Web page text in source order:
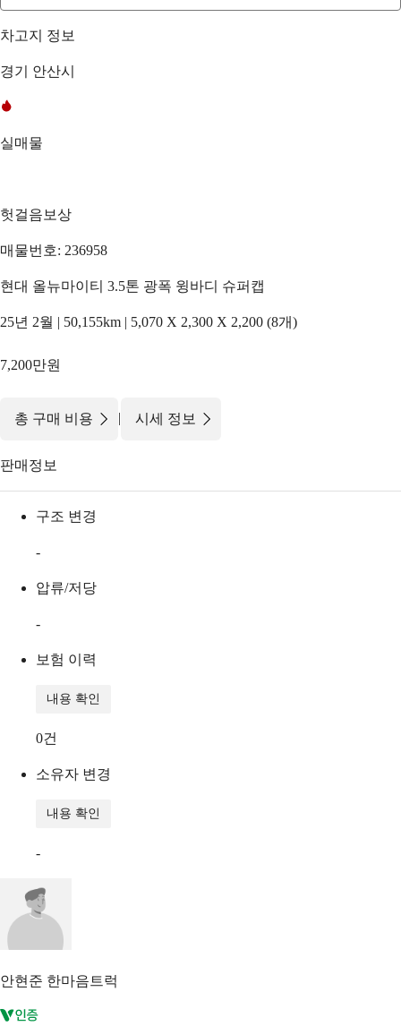
차고지 정보
경기 안산시
실매물
헛걸음보상
매물번호: 236958
현대 올뉴마이티 3.5톤 광폭 윙바디 슈퍼캡
25년 2월 | 50,155km | 5,070 X 2,300 X 2,200 (8개)
7,200만원
총 구매 비용 | 시세 정보
판매정보
구조 변경
-
압류/저당
-
보험 이력
내용 확인
0건
소유자 변경
내용 확인
-
안현준 한마음트럭